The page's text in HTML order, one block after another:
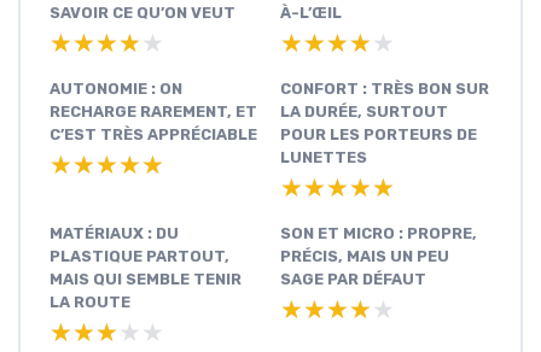
SAVOIR CE QU’ON VEUT
★★★★★
★★★★★
À-L’ŒIL
★★★★★
★★★★★
AUTONOMIE : ON
RECHARGE RAREMENT, ET
C’EST TRÈS APPRÉCIABLE
★★★★★
★★★★★
CONFORT : TRÈS BON SUR
LA DURÉE, SURTOUT
POUR LES PORTEURS DE
LUNETTES
★★★★★
★★★★★
MATÉRIAUX : DU
PLASTIQUE PARTOUT,
MAIS QUI SEMBLE TENIR
LA ROUTE
★★★★★
★★★★★
SON ET MICRO : PROPRE,
PRÉCIS, MAIS UN PEU
SAGE PAR DÉFAUT
★★★★★
★★★★★